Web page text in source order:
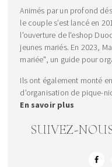
Animés par un profond
le couple s’est lancé en
l'ouverture de l'eshop
jeunes mariés. En 2023,
mariée", un guide pour
Ils ont également monté
d'organisation de pique-
En savoir plus
SUIVEZ-